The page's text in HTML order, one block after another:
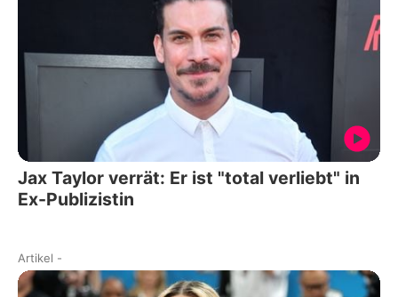
Jax Taylor verrät: Er ist "total verliebt" in
Ex-Publizistin
Artikel -